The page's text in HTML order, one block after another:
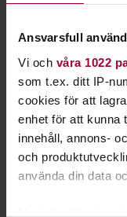
Ansvarsfull
Vi och våra 1022
som t.ex. ditt IP-
cookies för att
enhet för att kunna
innehåll, annons-
och
använda din data
På Musikloppis kan
andra
utrustning så länge
lagas, istället för
Vill du sälja